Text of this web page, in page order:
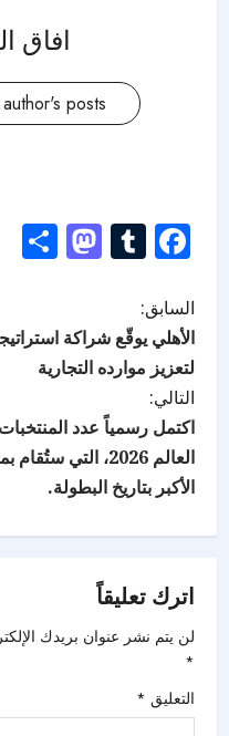
افاق
posts
Facebook
Tumblr
السابق:
الأهلي يوقّع شراكة
لتعزيز موارده التجارية
التالي:
اكتمل رسمياً عدد
الأكبر بتاريخ البطولة.
اترك تعليقاً
لن يتم نشر عنوان بريدك
*
التعليق *